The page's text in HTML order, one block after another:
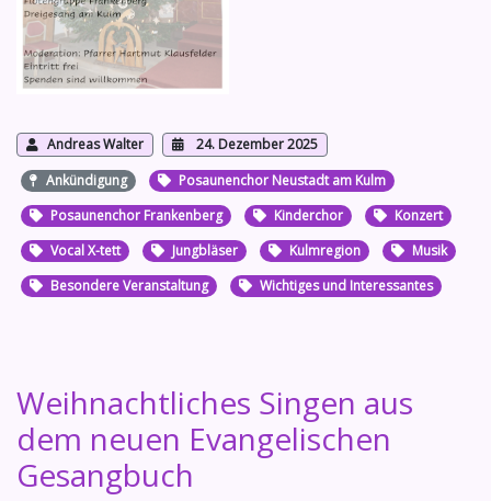
Andreas Walter
24. Dezember 2025
Ankündigung
Posaunenchor Neustadt am Kulm
Posaunenchor Frankenberg
Kinderchor
Konzert
Vocal X-tett
Jungbläser Kulmregion
Musik
Besondere Veranstaltung
Wichtiges und Interessantes
Weihnachtliches Singen aus
dem neuen Evangelischen
Gesangbuch